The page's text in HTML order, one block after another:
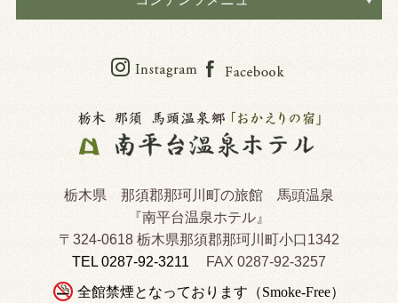
栃木県 那須郡那珂川町の旅館 馬頭温泉
『南平台温泉ホテル』
〒324-0618 栃木県那須郡那珂川町小口1342
TEL 0287-92-3211
FAX 0287-92-3257
全館禁煙となっております（Smoke-Free）